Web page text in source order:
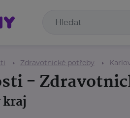
Zdravotnické potřeby
-